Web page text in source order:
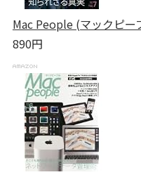
Mac People (マックピー
890円